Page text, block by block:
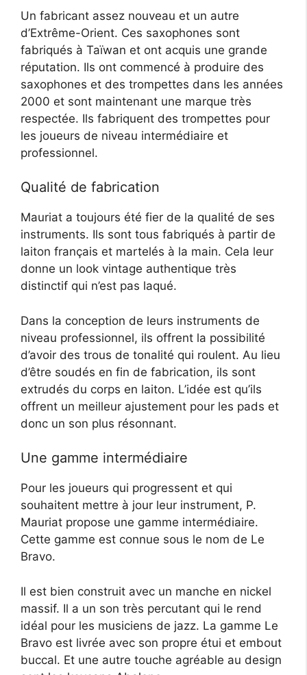
Un fabricant assez nouveau et un autre
d’Extrême-Orient. Ces saxophones sont
fabriqués à Taïwan et ont acquis une grande
réputation. Ils ont commencé à produire des
saxophones et des trompettes dans les années
2000 et sont maintenant une marque très
respectée. Ils fabriquent des trompettes pour
les joueurs de niveau intermédiaire et
professionnel.
Qualité de fabrication
Mauriat a toujours été fier de la qualité de ses
instruments. Ils sont tous fabriqués à partir de
laiton français et martelés à la main. Cela leur
donne un look vintage authentique très
distinctif qui n’est pas laqué.
Dans la conception de leurs instruments de
niveau professionnel, ils offrent la possibilité
d’avoir des trous de tonalité qui roulent. Au lieu
d’être soudés en fin de fabrication, ils sont
extrudés du corps en laiton. L’idée est qu’ils
offrent un meilleur ajustement pour les pads et
donc un son plus résonnant.
Une gamme intermédiaire
Pour les joueurs qui progressent et qui
souhaitent mettre à jour leur instrument, P.
Mauriat propose une gamme intermédiaire.
Cette gamme est connue sous le nom de Le
Bravo.
Il est bien construit avec un manche en nickel
massif. Il a un son très percutant qui le rend
idéal pour les musiciens de jazz. La gamme Le
Bravo est livrée avec son propre étui et embout
buccal. Et une autre touche agréable au design